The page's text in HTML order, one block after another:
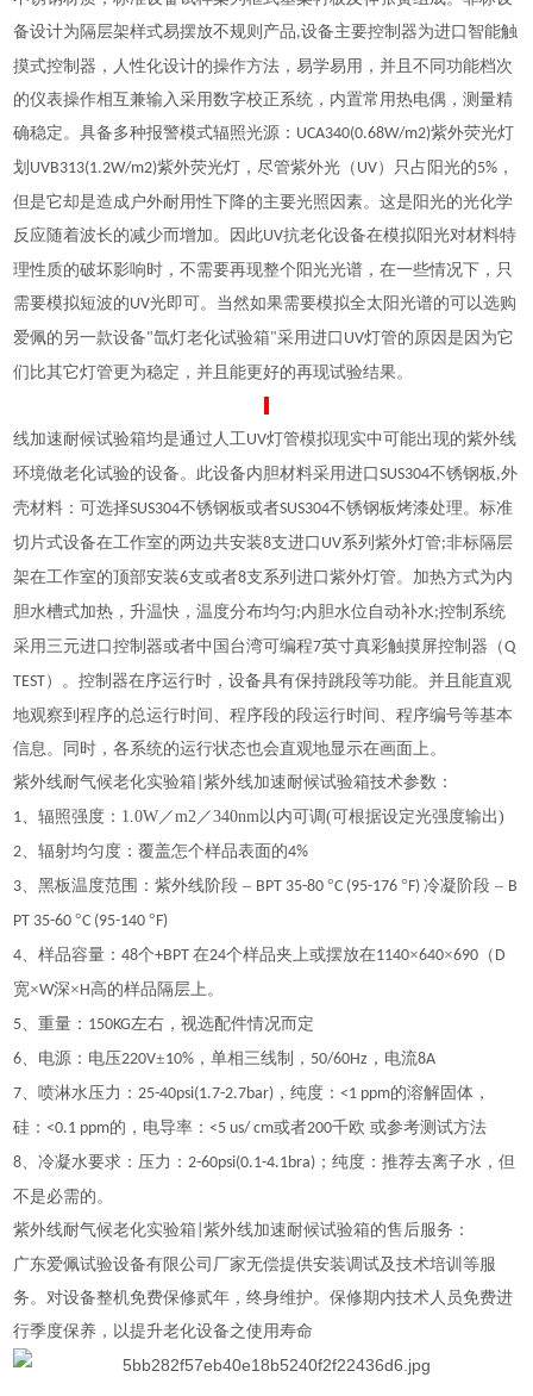
备设计为隔层架样式易摆放不规则产品,设备主要控制器为进口智能触
摸式控制器，人性化设计的操作方法，易学易用，并且不同功能档次
的仪表操作相互兼输入采用数字校正系统，内置常用热电偶，测量精
确稳定。具备多种报警模式辐照光源： UCA340(0.68W/m2)紫外荧光灯
划 UVB313(1.2W/m2)紫外荧光灯，尽管紫外光（ UV）只占阳光的5% ，
但是它却是造成户外耐用性下降的主要光照因素。这是阳光的光化学
反应随着波长的减少而增加。因此UV抗老化设备在模拟阳光对材料特
理性质的破坏影响时，不需要再现整个阳光光谱，在一些情况下，只
需要模拟短波的UV光即可。当然如果需要模拟全太阳光谱的可以选购
爱佩的另一款设备"氙灯老化试验箱"采用进口 UV灯管的原因是因为它
们比其它灯管更为稳定，并且能更好的再现试验结果。
线加速耐候试验箱均是通过人工UV灯管模拟现实中可能出现的紫外线
环境做老化试验的设备。 此设备内胆材料采用进口SUS304不锈钢板 ,外
壳材料：可选择SUS304不锈钢板或者SUS304不锈钢板烤漆处理。标准
切片式设备在工作室的两边共安装8支进口 UV系列紫外灯管;非标隔层
架在工作室的顶部安装6支或者8支系列进口紫外灯管。加热方式为内
胆水槽式加热，升温快，温度分布均匀;内胆水位自动补水;控制系统
采用三元进口控制器或者中国台湾可编程7英寸真彩触摸屏控制器（Q
TEST） 。控制器在序运行时，设备具有保持跳段等功能。并且能直观
地观察到程序的总运行时间、程序段的段运行时间、程序编号等基本
信息。同时，各系统的运行状态也会直观地显示在画面上。
紫外线耐气候老化实验箱 |紫外线加速耐候试验箱技术参数：
1、辐照强度： 1.0W／m2／340nm以内可调(可根据设定光强度输出)
2、辐射均匀度：覆盖怎个样品表面的4%
3、黑板温度范围：紫外线阶段 – BPT 35-80°C (95-176°F)冷凝阶段 – B
PT 35-60°C (95-140°F)
4、样品容量：48个+BPT在24个样品夹上或摆放在1140×640×690 （ D
宽×W深×H高的样品隔层上。
5、重量： 150KG左右，视选配件情况而定
6、电源：电压220V±10% ，单相三线制， 50/60Hz ，电流8A
7、喷淋水压力：25-40psi(1.7-2.7bar) ，纯度：<1 ppm的溶解固体，
硅：<0.1 ppm的，电导率：<5 us/ cm或者200千欧 或参考测试方法
8、冷凝水要求 ： 压力：2-60psi(0.1-4.1bra) ；纯度：推荐去离子水，但
不是必需的。
紫外线耐气候老化实验箱 |紫外线加速耐候试验箱的售后服务：
广东爱佩试验设备有限公司 厂家无偿提供安装调试及技术培训等服
务。对设备整机免费保修贰年，终身维护。保修期内技术人员免费进
行季度保养，以提升老化设备之使用寿命